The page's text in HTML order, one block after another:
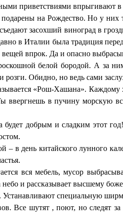
приветствиями впрыгивают
на Рождество. Но у них
засохший виноград в
в Италии была традиция
впрок. Да и опасно
белой бородой. А за
розги. Обидно, но ведь сами
«Рош-Хашана».
ввергнешь в пучину
добрым и сладким этот
в день китайского лунного
вся мебель, мусор
и рассказывает высшему
специальную
Все шутят , поют, но следят